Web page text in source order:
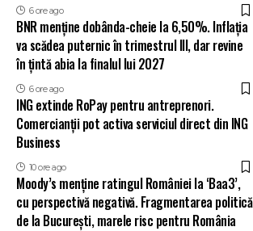
6 ore ago
BNR menține dobânda-cheie la 6,50%. Inflația
va scădea puternic în trimestrul III, dar revine
în țintă abia la finalul lui 2027
6 ore ago
ING extinde RoPay pentru antreprenori.
Comercianții pot activa serviciul direct din ING
Business
10 ore ago
Moody’s menține ratingul României la ‘Baa3’,
cu perspectivă negativă. Fragmentarea politică
de la București, marele risc pentru România